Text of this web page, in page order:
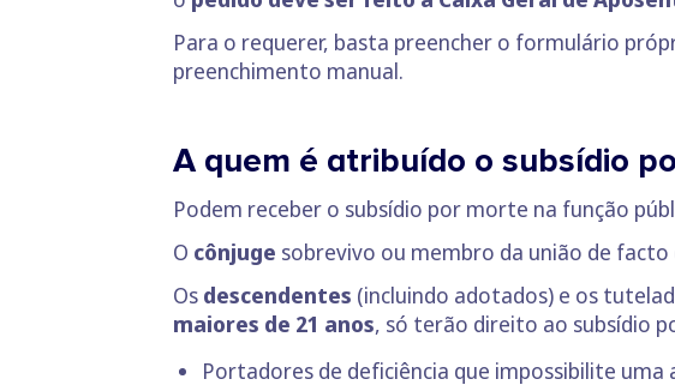
Para o requerer, basta preencher o formulário
preenchimento manual.
A quem é atribuído o subsídio
Podem receber o subsídio por morte na função
O cônjuge sobrevivo ou membro da união de
Os descendentes (incluindo adotados) e os
maiores de 21 anos, só terão direito ao subsídio
Portadores de deficiência que impossibilite